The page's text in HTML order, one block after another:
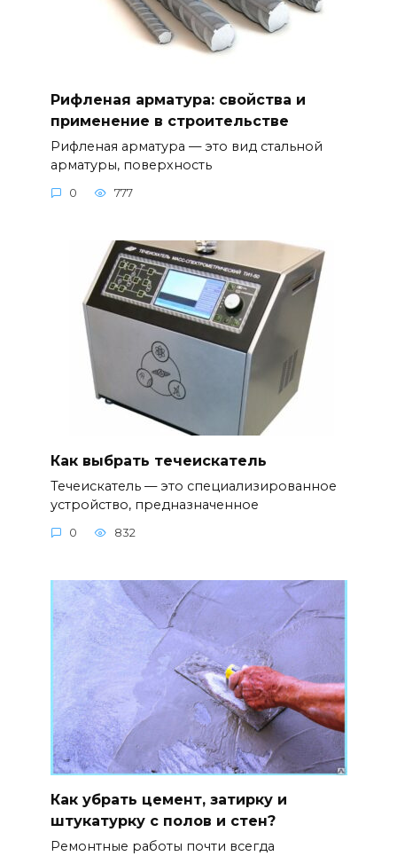
Рифленая арматура: свойства и
применение в строительстве
Рифленая арматура — это вид стальной
арматуры, поверхность
0 777
Как выбрать течеискатель
Течеискатель — это специализированное
устройство, предназначенное
0 832
Как убрать цемент, затирку и
штукатурку с полов и стен?
Ремонтные работы почти всегда